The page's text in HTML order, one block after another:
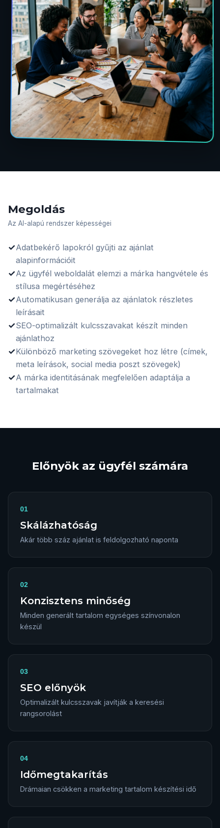
Megoldás
Az AI-alapú rendszer képességei
✓Adatbekérő lapokról gyűjti az ajánlat
alapinformációit
✓Az ügyfél weboldalát elemzi a márka hangvétele és
stílusa megértéséhez
✓Automatikusan generálja az ajánlatok részletes
leírásait
✓SEO-optimalizált kulcsszavakat készít minden
ajánlathoz
✓Különböző marketing szövegeket hoz létre (címek,
meta leírások, social media poszt szövegek)
✓A márka identitásának megfelelően adaptálja a
tartalmakat
Előnyök az ügyfél számára
01
Skálázhatóság
Akár több száz ajánlat is feldolgozható naponta
02
Konzisztens minőség
Minden generált tartalom egységes színvonalon
készül
03
SEO előnyök
Optimalizált kulcsszavak javítják a keresési
rangsorolást
04
Időmegtakarítás
Drámaian csökken a marketing tartalom készítési idő